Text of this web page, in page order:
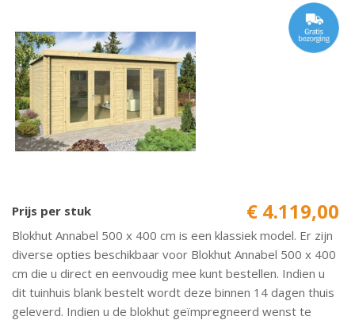
Prijs per stuk € 4.119,00
Blokhut Annabel 500 x 400 cm is een klassiek model. Er zijn
diverse opties beschikbaar voor Blokhut Annabel 500 x 400
cm die u direct en eenvoudig mee kunt bestellen. Indien u
dit tuinhuis blank bestelt wordt deze binnen 14 dagen thuis
geleverd. Indien u de blokhut geïmpregneerd wenst te